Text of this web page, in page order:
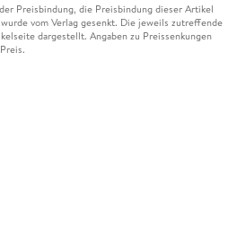
Preisbindung, die Preisbindung dieser Artikel
vom Verlag gesenkt. Die jeweils zutreffende
dargestellt. Angaben zu Preissenkungen